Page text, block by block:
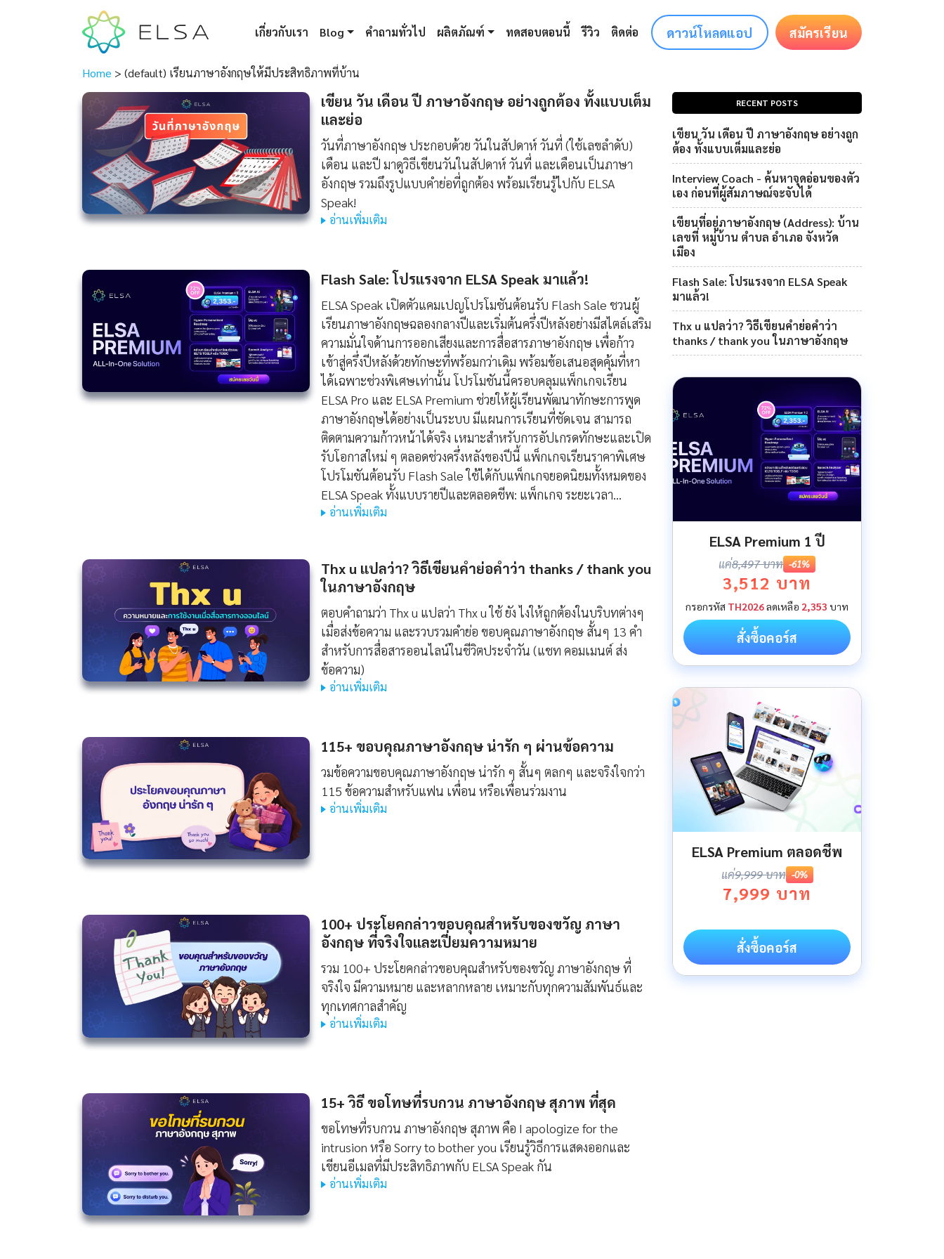
เกี่ยวกับเรา Blog คำถามทั่วไป ผลิตภัณฑ์ ทดสอบตอนนี้ รีวิว ติดต่อ ดาวน์โหลดแอป สมัครเรียน
Home > (default) เรียนภาษาอังกฤษให้มีประสิทธิภาพที่บ้าน
เขียน วัน เดือน ปี ภาษาอังกฤษ อย่างถูกต้อง ทั้งแบบเต็ม
และย่อ
วันที่ภาษาอังกฤษ ประกอบด้วย วันในสัปดาห์ วันที่ (ใช้เลขลำดับ)
เดือน และปี มาดูวิธีเขียนวันในสัปดาห์ วันที่ และเดือนเป็นภาษา
อังกฤษ รวมถึงรูปแบบคำย่อที่ถูกต้อง พร้อมเรียนรู้ไปกับ ELSA
Speak!
อ่านเพิ่มเติม
Flash Sale: โปรแรงจาก ELSA Speak มาแล้ว!
ELSA Speak เปิดตัวแคมเปญโปรโมชันต้อนรับ Flash Sale ชวนผู้
เรียนภาษาอังกฤษฉลองกลางปีและเริ่มต้นครึ่งปีหลังอย่างมีสไตล์เสริม
ความมั่นใจด้านการออกเสียงและการสื่อสารภาษาอังกฤษ เพื่อก้าว
เข้าสู่ครึ่งปีหลังด้วยทักษะที่พร้อมกว่าเดิม พร้อมข้อเสนอสุดคุ้มที่หา
ได้เฉพาะช่วงพิเศษเท่านั้น โปรโมชันนี้ครอบคลุมแพ็กเกจเรียน
ELSA Pro และ ELSA Premium ช่วยให้ผู้เรียนพัฒนาทักษะการพูด
ภาษาอังกฤษได้อย่างเป็นระบบ มีแผนการเรียนที่ชัดเจน สามารถ
ติดตามความก้าวหน้าได้จริง เหมาะสำหรับการอัปเกรดทักษะและเปิด
รับโอกาสใหม่ ๆ ตลอดช่วงครึ่งหลังของปีนี้ แพ็กเกจเรียนราคาพิเศษ
โปรโมชันต้อนรับ Flash Sale ใช้ได้กับแพ็กเกจยอดนิยมทั้งหมดของ
ELSA Speak ทั้งแบบรายปีและตลอดชีพ: แพ็กเกจ ระยะเวลา…
อ่านเพิ่มเติม
Thx u แปลว่า? วิธีเขียนคำย่อคำว่า thanks / thank you
ในภาษาอังกฤษ
ตอบคำถามว่า Thx u แปลว่า Thx u ใช้ ยัง ไงให้ถูกต้องในบริบทต่างๆ
เมื่อส่งข้อความ และรวบรวมคำย่อ ขอบคุณภาษาอังกฤษ สั้นๆ 13 คำ
สำหรับการสื่อสารออนไลน์ในชีวิตประจำวัน (แชท คอมเมนต์ ส่ง
ข้อความ)
อ่านเพิ่มเติม
115+ ขอบคุณภาษาอังกฤษ น่ารัก ๆ ผ่านข้อความ
วมข้อความขอบคุณภาษาอังกฤษ น่ารัก ๆ สั้นๆ ตลกๆ และจริงใจกว่า
115 ข้อความสำหรับแฟน เพื่อน หรือเพื่อนร่วมงาน
อ่านเพิ่มเติม
100+ ประโยคกล่าวขอบคุณสำหรับของขวัญ ภาษา
อังกฤษ ที่จริงใจและเปี่ยมความหมาย
รวม 100+ ประโยคกล่าวขอบคุณสำหรับของขวัญ ภาษาอังกฤษ ที่
จริงใจ มีความหมาย และหลากหลาย เหมาะกับทุกความสัมพันธ์และ
ทุกเทศกาลสำคัญ
อ่านเพิ่มเติม
15+ วิธี ขอโทษที่รบกวน ภาษาอังกฤษ สุภาพ ที่สุด
ขอโทษที่รบกวน ภาษาอังกฤษ สุภาพ คือ I apologize for the
intrusion หรือ Sorry to bother you เรียนรู้วิธีการแสดงออกและ
เขียนอีเมลที่มีประสิทธิภาพกับ ELSA Speak กัน
อ่านเพิ่มเติม
RECENT POSTS
เขียน วัน เดือน ปี ภาษาอังกฤษ อย่างถูก
ต้อง ทั้งแบบเต็มและย่อ
Interview Coach - ค้นหาจุดอ่อนของตัว
เอง ก่อนที่ผู้สัมภาษณ์จะจับได้
เขียนที่อยู่ภาษาอังกฤษ (Address): บ้าน
เลขที่ หมู่บ้าน ตำบล อำเภอ จังหวัด
เมือง
Flash Sale: โปรแรงจาก ELSA Speak
มาแล้ว!
Thx u แปลว่า? วิธีเขียนคำย่อคำว่า
thanks / thank you ในภาษาอังกฤษ
ELSA Premium 1 ปี
แค่8,497 บาท -61%
3,512 บาท
กรอกรหัส TH2026ลดเหลือ 2,353 บาท
สั่งซื้อคอร์ส
ELSA Premium ตลอดชีพ
แค่9,999 บาท -0%
7,999 บาท
สั่งซื้อคอร์ส